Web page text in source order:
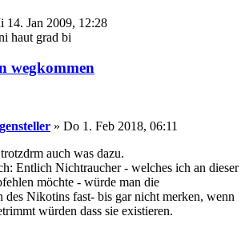
14. Jan 2009, 12:28
haut grad bi
wegkommen
» Do 1. Feb 2018, 06:11
auch was dazu.
Entlich Nichtraucher - welches ich an dieser
möchte - würde man die
des Nikotins fast- bis gar nicht merken, wenn
würden dass sie existieren.